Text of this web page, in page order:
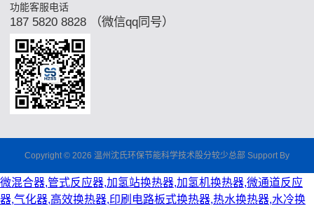
功能客服电话
187 5820 8828 （微信qq同号）
Copyright © 2026 温州沈氏环保节能科学技术股分较少总部 Support By
微混合器,管式反应器,加氢站换热器,加氢机换热器,微通道反应
器,气化器,高效换热器,印刷电路板式换热器,热水换热器,水冷换